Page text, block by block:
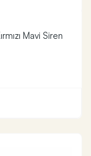
Mavi Siren